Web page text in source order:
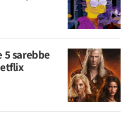
5 sarebbe